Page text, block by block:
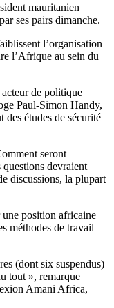
mauritanien
ses pairs dimanche.
l’organisation
l’Afrique au sein du
de politique
Paul-Simon Handy,
des études de sécurité
seront
devraient
discussions, la plupart
une position africaine
méthodes de travail
(dont six suspendus)
tout », remarque
Amani Africa,